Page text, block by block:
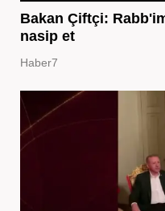
Bakan Çiftçi:
nasip et
Haber7